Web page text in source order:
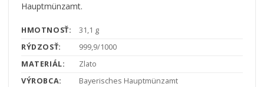
Hauptmünzamt.
HMOTNOSŤ:
31,1 g
RÝDZOSŤ:
999,9/1000
MATERIÁL:
Zlato
VÝROBCA:
Bayerisches Hauptmünzamt